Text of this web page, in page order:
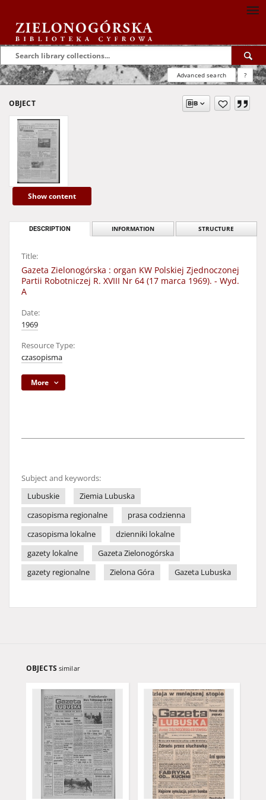
Advanced search ?
OBJECT
Show content
DESCRIPTION INFORMATION STRUCTURE
Title:
Gazeta Zielonogórska : organ KW Polskiej Zjednoczonej
Partii Robotniczej R. XVIII Nr 64 (17 marca 1969). - Wyd.
A
Date:
1969
Resource Type:
czasopisma
More
Subject and keywords:
Lubuskie
Ziemia Lubuska
czasopisma regionalne
prasa codzienna
czasopisma lokalne
dzienniki lokalne
gazety lokalne
Gazeta Zielonogórska
gazety regionalne
Zielona Góra Gazeta Lubuska
OBJECTS similar